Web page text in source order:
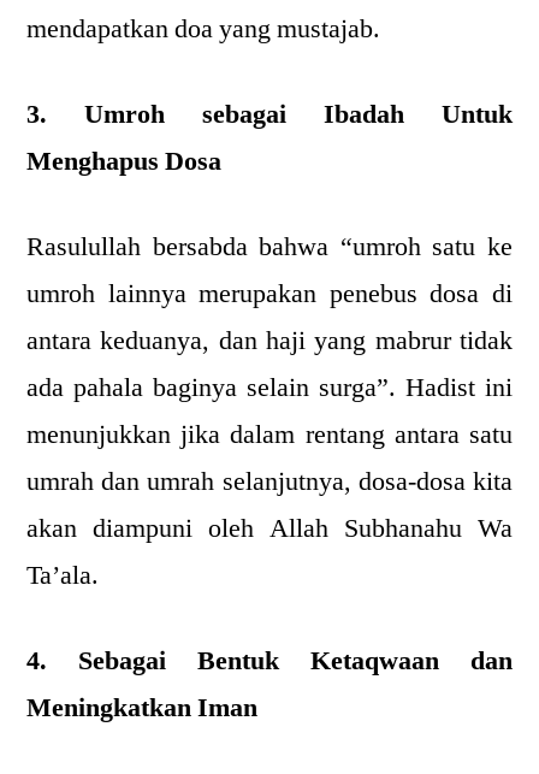
mendapatkan doa yang mustajab.
3. Umroh sebagai Ibadah Untuk
Menghapus Dosa
Rasulullah bersabda bahwa “umroh satu ke
umroh lainnya merupakan penebus dosa di
antara keduanya, dan haji yang mabrur tidak
ada pahala baginya selain surga”. Hadist ini
menunjukkan jika dalam rentang antara satu
umrah dan umrah selanjutnya, dosa-dosa kita
akan diampuni oleh Allah Subhanahu Wa
Ta’ala.
4. Sebagai Bentuk Ketaqwaan dan
Meningkatkan Iman